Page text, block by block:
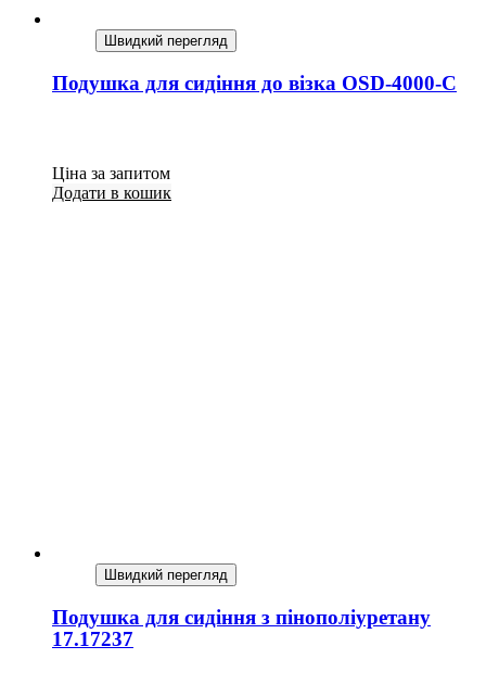
Швидкий перегляд
Подушка для сидіння до візка OSD-4000-C
Ціна за запитом
Додати в кошик
Швидкий перегляд
Подушка для сидіння з пінополіуретану
17.17237